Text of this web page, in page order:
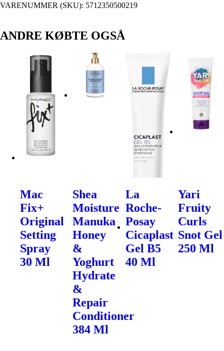
VARENUMMER (SKU): 5712350500219
ANDRE KØBTE OGSÅ
Mac
Fix+
Original
Setting
Spray
30 Ml
Shea
Moisture
Manuka
Honey
&
Yoghurt
Hydrate
&
Repair
Conditioner
384 Ml
La
Roche-
Posay
Cicaplast
Gel B5
40 Ml
Yari
Fruity
Curls
Snot Gel
250 Ml